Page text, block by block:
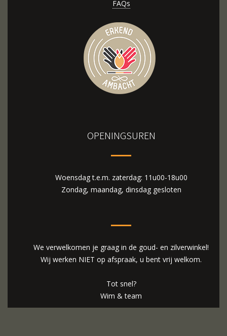
FAQs
OPENINGSUREN
Woensdag t.e.m. zaterdag: 11u00-18u00
Zondag, maandag, dinsdag gesloten
We verwelkomen je graag in de goud- en zilverwinkel!
Wij werken NIET op afspraak, u bent vrij welkom.
Tot snel?
Wim & team